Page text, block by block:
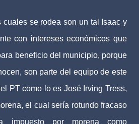
cuales se rodea son un tal Isaac y
con intereses económicos que
beneficio del municipio, porque
son parte del equipo de este
PT como lo es José Irving Tress,
el cual sería rotundo fracaso
impuesto por morena como